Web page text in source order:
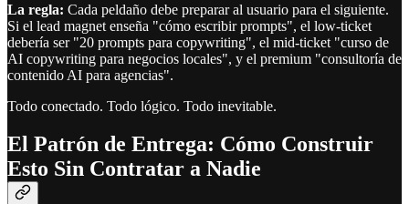
La regla: Cada peldaño debe preparar al usuario para el siguiente.
Si el lead magnet enseña "cómo escribir prompts", el low-ticket
debería ser "20 prompts para copywriting", el mid-ticket "curso de
AI copywriting para negocios locales", y el premium "consultoría de
contenido AI para agencias".
Todo conectado. Todo lógico. Todo inevitable.
El Patrón de Entrega: Cómo Construir
Esto Sin Contratar a Nadie